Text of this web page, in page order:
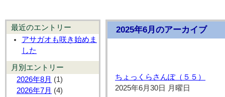
最近のエントリー
アサガオも咲き始めま
した
月別エントリー
2026年8月 (1)
2026年7月 (4)
2025年6月のアーカイブ
ちょっくらさんぽ（５５）
2025年6月30日 月曜日